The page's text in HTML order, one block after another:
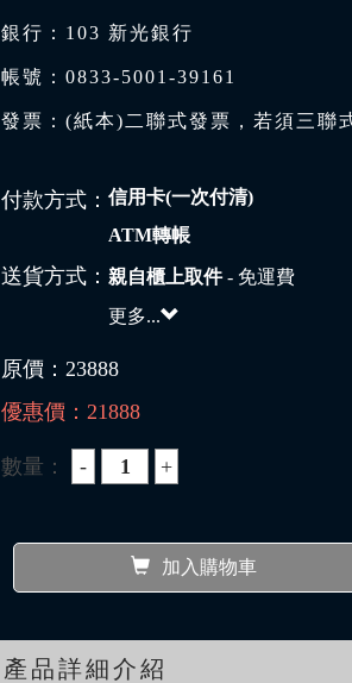
銀行：103 新光銀行
帳號：0833-5001-39161
發票：(紙本)二聯式發票，若須三聯
付款方式：信用卡(一次付清)
ATM轉帳
送貨方式：親自櫃上取件- 免運費
更多...
原價： 23888
優惠價： 21888
數量：
加入購物車
產品詳細介紹